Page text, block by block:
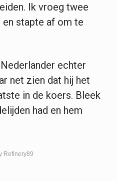
Ik vroeg twee
stapte af om te
echter
net zien dat hij het
in de koers. Bleek
had en hem
Refinery89